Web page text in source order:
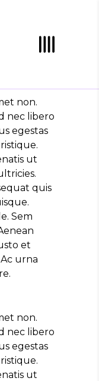
non.
nec libero
egestas
ut
quis
Sem
et
urna
non.
nec libero
egestas
ut